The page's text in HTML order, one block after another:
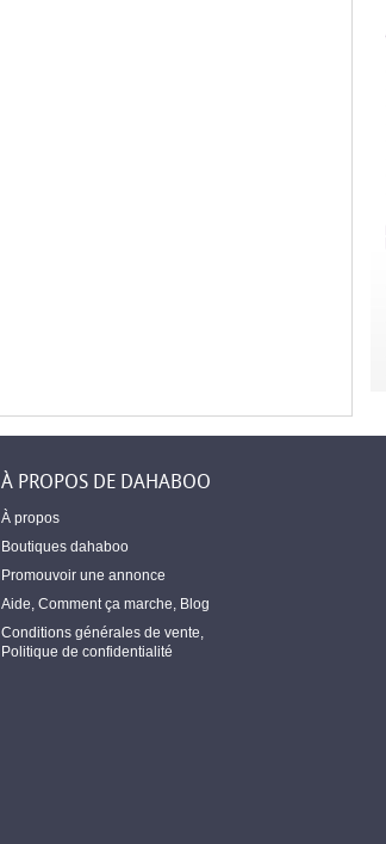
À PROPOS DE DAHABOO
À propos
Boutiques dahaboo
Promouvoir une annonce
Aide Comment ça marche Blog
Conditions générales de vente
Politique de confidentialité